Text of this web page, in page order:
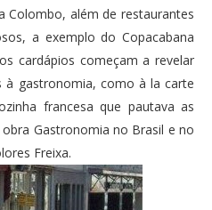
Colombo, além de restaurantes
a exemplo do Copacabana
cardápios começam a revelar
à gastronomia, como à la carte
francesa que pautava as
Gastronomia no Brasil e no
Freixa.